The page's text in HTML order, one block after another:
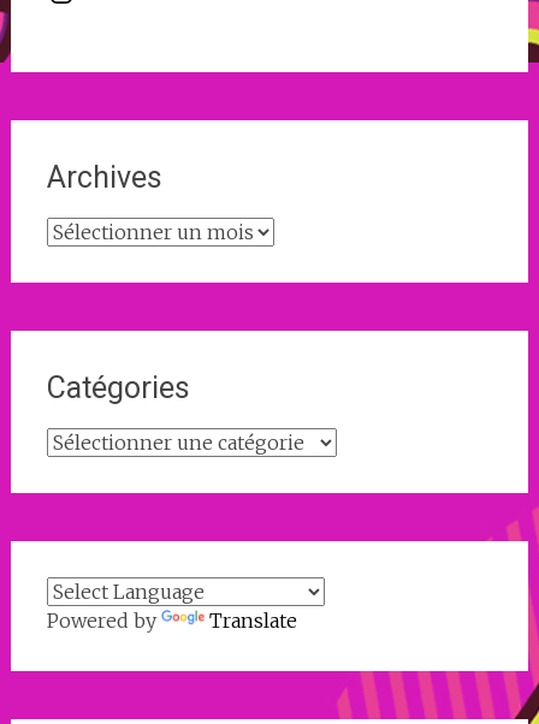
Archives
Archives
Catégories
Catégories
Powered by Translate